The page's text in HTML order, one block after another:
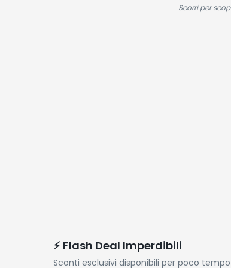
carica |
da viaggio
Scorri per
⚡ Flash Deal Imperdibili
Sconti esclusivi disponibili per poco tempo